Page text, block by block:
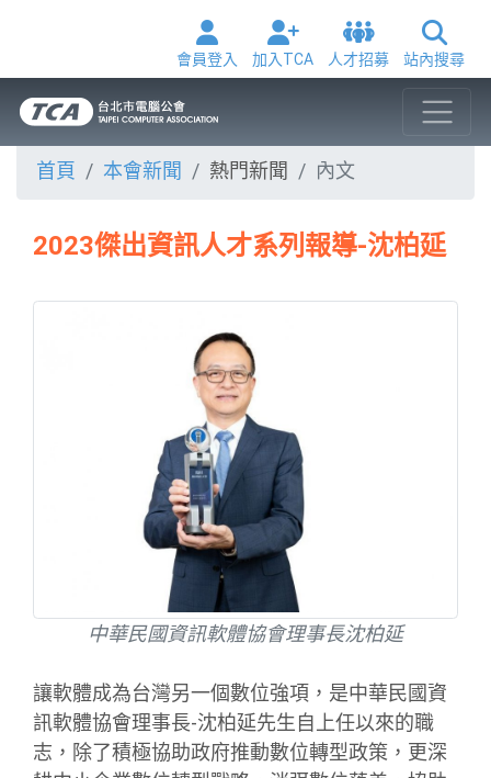
會員登入 加入TCA 人才招募 站內搜尋
首頁 本會新聞 熱門新聞 內文
2023傑出資訊人才系列報導-沈柏延
中華民國資訊軟體協會理事長沈柏延
讓軟體成為台灣另一個數位強項，是中華民國資
訊軟體協會理事長-沈柏延先生自上任以來的職
志，除了積極協助政府推動數位轉型政策，更深